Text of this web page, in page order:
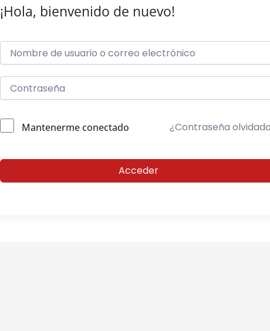
¡Hola, bienvenido de nuevo!
Mantenerme conectado ¿Contraseña
Acceder